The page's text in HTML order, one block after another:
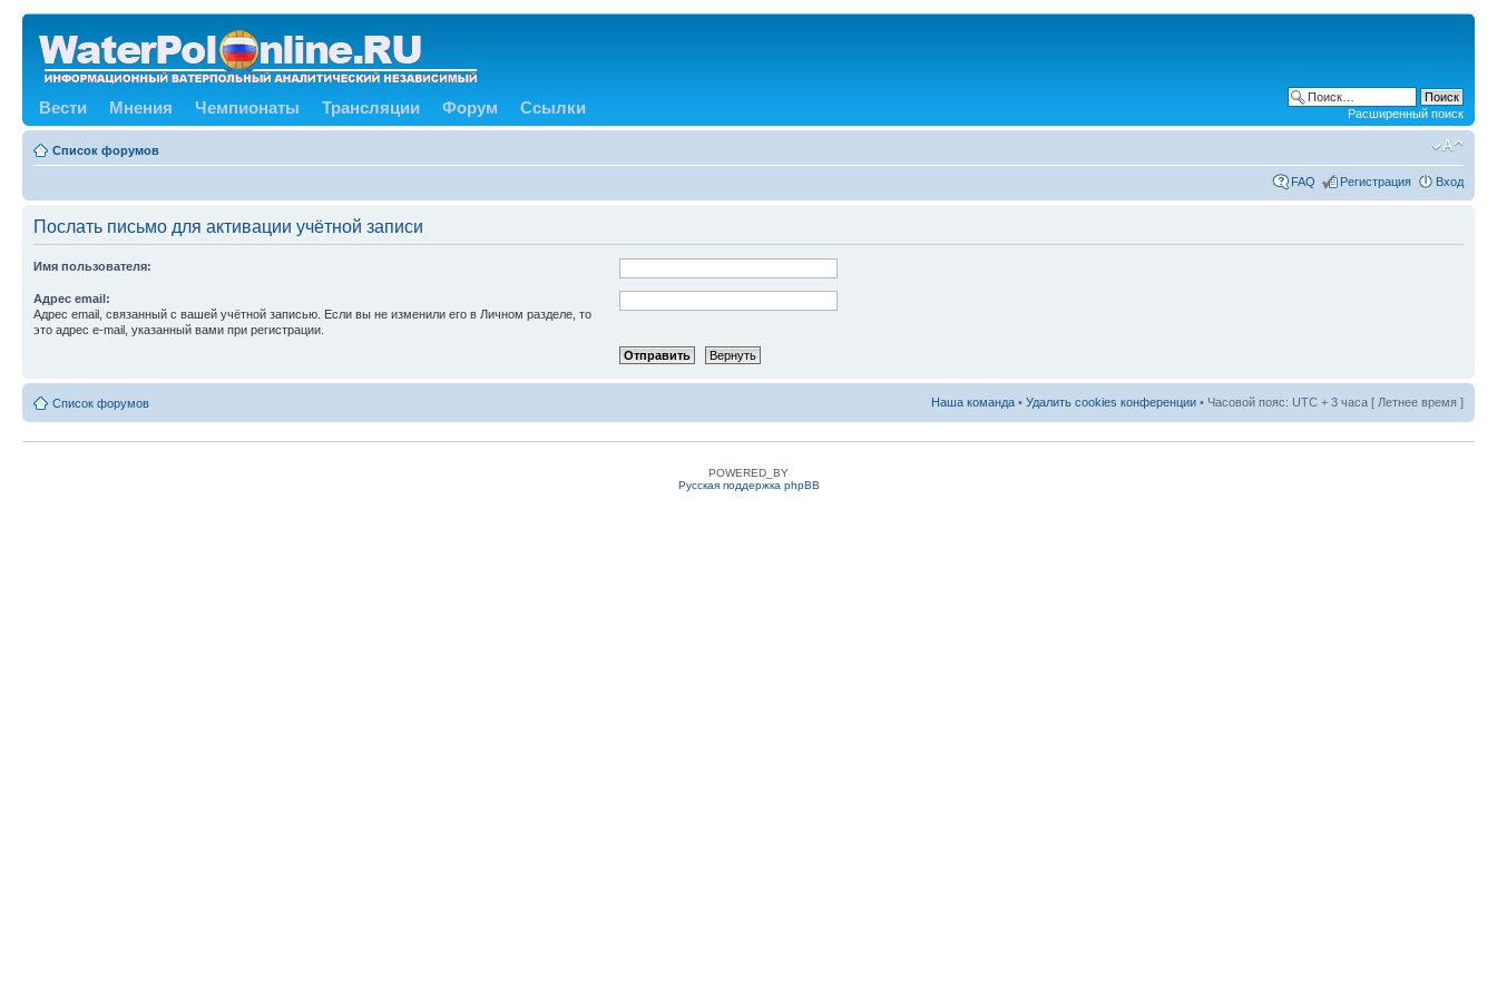
Вести Мнения Чемпионаты Трансляции Форум Ссылки Расширенный поиск
Список форумов
FAQ Регистрация Вход
Послать письмо для активации учётной записи
Имя пользователя:
Адрес email:
Адрес email, связанный с вашей учётной записью. Если вы не изменили его в Личном разделе, то
это адрес e-mail, указанный вами при регистрации.
Список форумов Наша команда • Удалить cookies конференции • Часовой пояс: UTC + 3 часа [ Летнее время ]
POWERED_BY
Русская поддержка phpBB